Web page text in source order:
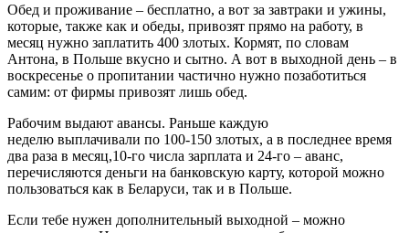
Обед и проживание – бесплатно, а вот за завтраки и ужины,
которые, также как и обеды, привозят прямо на работу, в
месяц нужно заплатить 400 злотых. Кормят, по словам
Антона, в Польше вкусно и сытно. А вот в выходной день – в
воскресенье о пропитании частично нужно позаботиться
самим: от фирмы привозят лишь обед.
Рабочим выдают авансы. Раньше каждую
неделю выплачивали по 100-150 злотых, а в последнее время
два раза в месяц,10-го числа зарплата и 24-го – аванс,
перечисляются деньги на банковскую карту, которой можно
пользоваться как в Беларуси, так и в Польше.
Если тебе нужен дополнительный выходной – можно